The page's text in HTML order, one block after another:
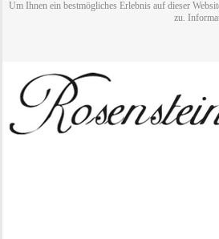
Um Ihnen ein bestmögliches Erlebnis auf dieser
zu.